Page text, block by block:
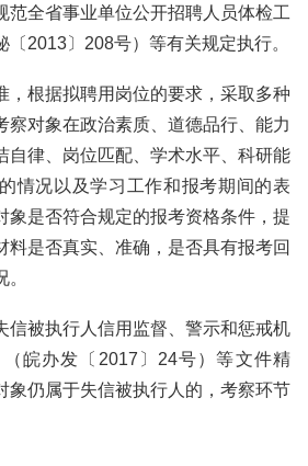
范全省事业单位公开招聘人员体检工
2013〕208号）等有关规定执行。
，根据拟聘用岗位的要求，采取多种
察对象在政治素质、道德品行、能力
自律、岗位匹配、学术水平、科研能
情况以及学习工作和报考期间的表
象是否符合规定的报考资格条件，提
料是否真实、准确，是否具有报考回
信被执行人信用监督、警示和惩戒机
皖办发〔2017〕24号）等文件精
象仍属于失信被执行人的，考察环节